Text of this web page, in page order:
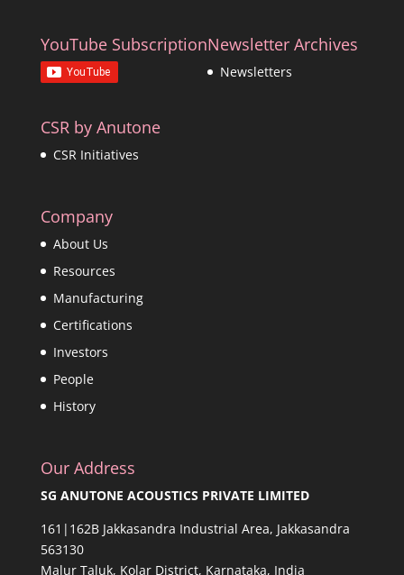
YouTube SubscriptionNewsletter Archives
Newsletters
CSR by Anutone
CSR Initiatives
Company
About Us
Resources
Manufacturing
Certifications
Investors
People
History
Our Address
SG ANUTONE ACOUSTICS PRIVATE LIMITED
161|162B Jakkasandra Industrial Area, Jakkasandra
563130
Malur Taluk, Kolar District, Karnataka, India